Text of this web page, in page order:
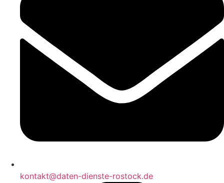
kontakt@daten-dienste-rostock.de